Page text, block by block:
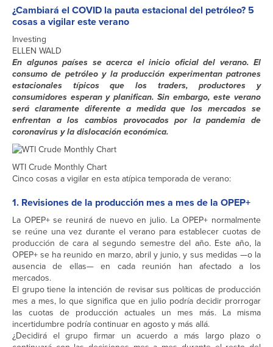
¿Cambiará el COVID la pauta estacional del petróleo? 5
cosas a vigilar este verano
Investing
ELLEN WALD
En algunos países se acerca el inicio oficial del verano. El
consumo de petróleo y la producción experimentan patrones
estacionales típicos que los traders, productores y
consumidores esperan y planifican. Sin embargo, este verano
será claramente diferente a medida que los mercados se
enfrentan a los cambios provocados por la pandemia de
coronavirus y la dislocación económica.
WTI Crude Monthly Chart
Cinco cosas a vigilar en esta atípica temporada de verano:
1. Revisiones de la producción mes a mes de la OPEP+
La OPEP+ se reunirá de nuevo en julio. La OPEP+ normalmente
se reúne una vez durante el verano para establecer cuotas de
producción de cara al segundo semestre del año. Este año, la
OPEP+ se ha reunido en marzo, abril y junio, y sus medidas —o la
ausencia de ellas— en cada reunión han afectado a los
mercados.
El grupo tiene la intención de revisar sus políticas de producción
mes a mes, lo que significa que en julio podría decidir prorrogar
las cuotas de producción actuales un mes más. La misma
incertidumbre podría continuar en agosto y más allá.
¿Decidirá el grupo firmar un acuerdo a más largo plazo o